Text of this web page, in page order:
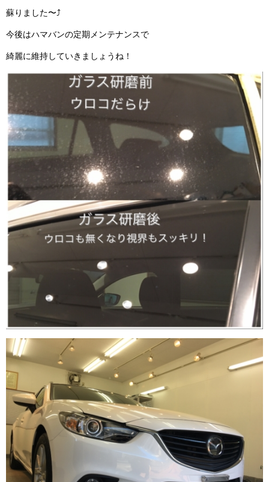
蘇りました〜⤴️
今後はハマバンの定期メンテナンスで
綺麗に維持していきましょうね！